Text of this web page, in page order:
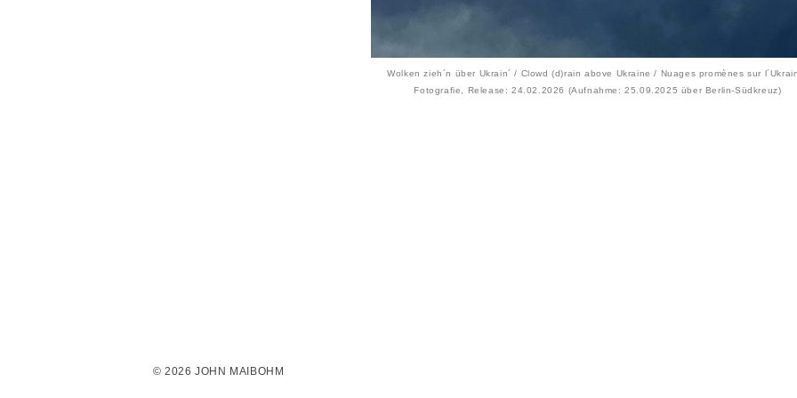
Wolken zieh´n über Ukrain´ / Clowd (d)rain above Ukraine / Nuages promènes sur
Fotografie, Release: 24.02.2026 (Aufnahme: 25.09.2025 über Berlin-Südkreuz)
© 2026 JOHN MAIBOHM